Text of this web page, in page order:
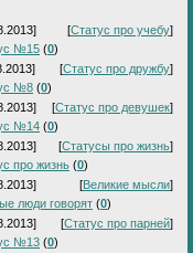
[Статус про учебу]
№15 (0)
[Статус про дружбу]
№8 (0)
[Статус про девушек]
№14 (0)
[Статусы про жизнь]
про жизнь (0)
[Великие мысли]
люди говорят (0)
[Статус про парней]
№13 (0)